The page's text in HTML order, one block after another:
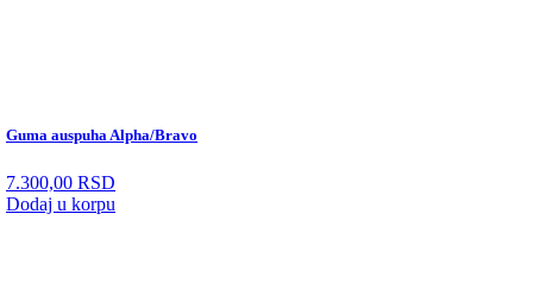
Guma auspuha Alpha/Bravo
7.300,00 RSD
Dodaj u korpu